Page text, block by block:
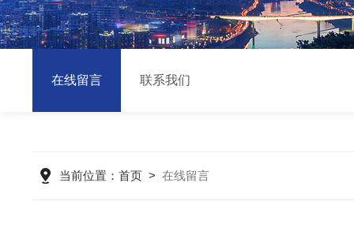
在线留言 联系我们
当前位置： 首页> 在线留言